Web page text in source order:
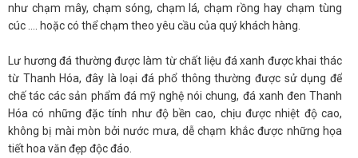
như chạm mây, chạm sóng, chạm lá, chạm rồng hay chạm tùng
cúc …. hoặc có thể chạm theo yêu cầu của quý khách hàng.
Lư hương đá thường được làm từ chất liệu đá xanh được khai thác
từ Thanh Hóa, đây là loại đá phổ thông thường được sử dụng để
chế tác các sản phẩm đá mỹ nghệ nói chung, đá xanh đen Thanh
Hóa có những đặc tính như độ bền cao, chịu được nhiệt độ cao,
không bị mài mòn bởi nước mưa, dễ chạm khắc được những họa
tiết hoa văn đẹp độc đáo.